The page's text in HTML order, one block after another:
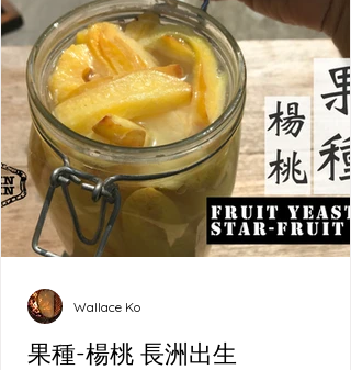
果種-楊桃 長洲出生
Wallace Ko